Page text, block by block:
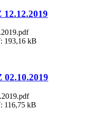
12.12.2019
193,16 kB
02.10.2019
116,75 kB